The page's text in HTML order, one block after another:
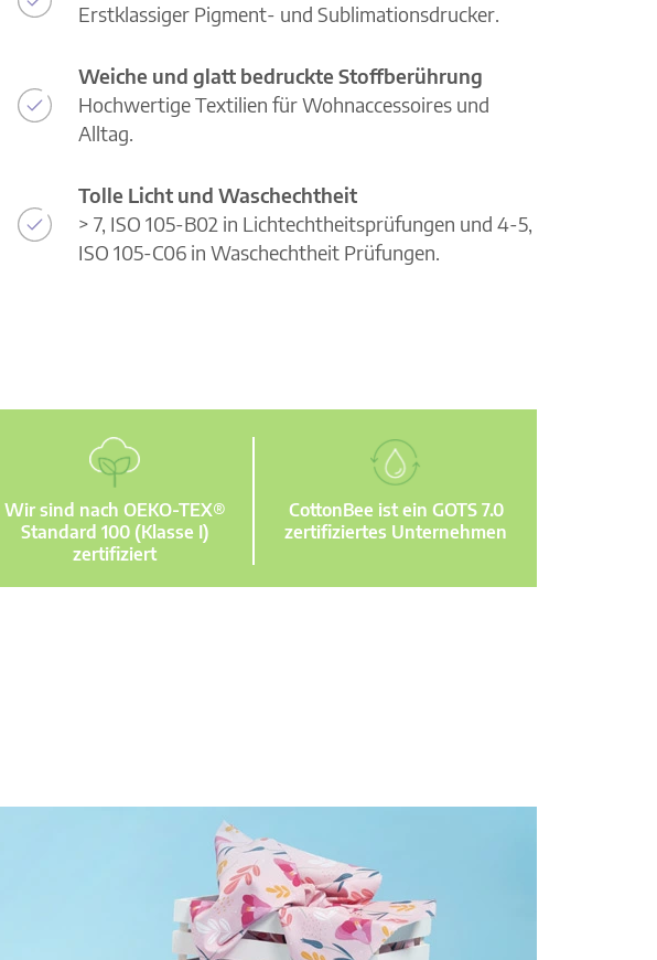
Erstklassiger Pigment- und Sublimationsdrucker.
Weiche und glatt bedruckte Stoffberührung
Hochwertige Textilien für Wohnaccessoires und
Alltag.
Tolle Licht und Waschechtheit
> 7, ISO 105-B02 in Lichtechtheitsprüfungen und 4-5,
ISO 105-C06 in Waschechtheit Prüfungen.
Wir sind nach OEKO-TEX®
Standard 100 (Klasse I)
zertifiziert
CottonBee ist ein GOTS 7.0
zertifiziertes Unternehmen